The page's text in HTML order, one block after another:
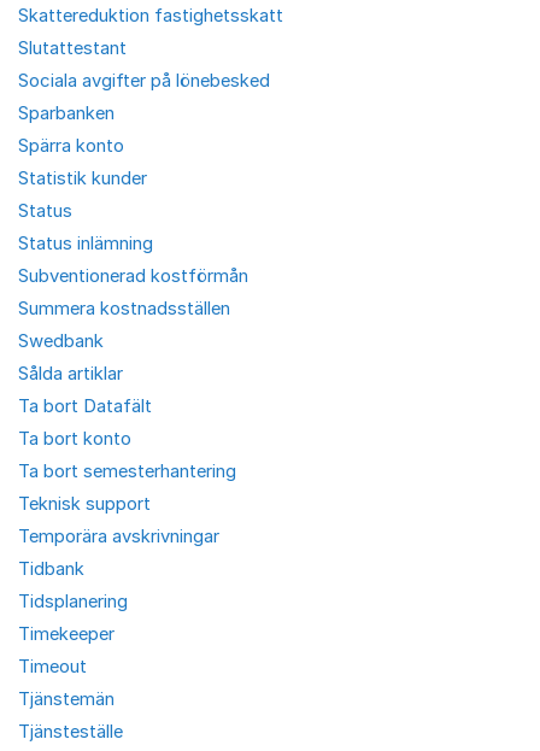
Skattereduktion fastighetsskatt
Slutattestant
Sociala avgifter på lönebesked
Sparbanken
Spärra konto
Statistik kunder
Status
Status inlämning
Subventionerad kostförmån
Summera kostnadsställen
Swedbank
Sålda artiklar
Ta bort Datafält
Ta bort konto
Ta bort semesterhantering
Teknisk support
Temporära avskrivningar
Tidbank
Tidsplanering
Timekeeper
Timeout
Tjänstemän
Tjänsteställe